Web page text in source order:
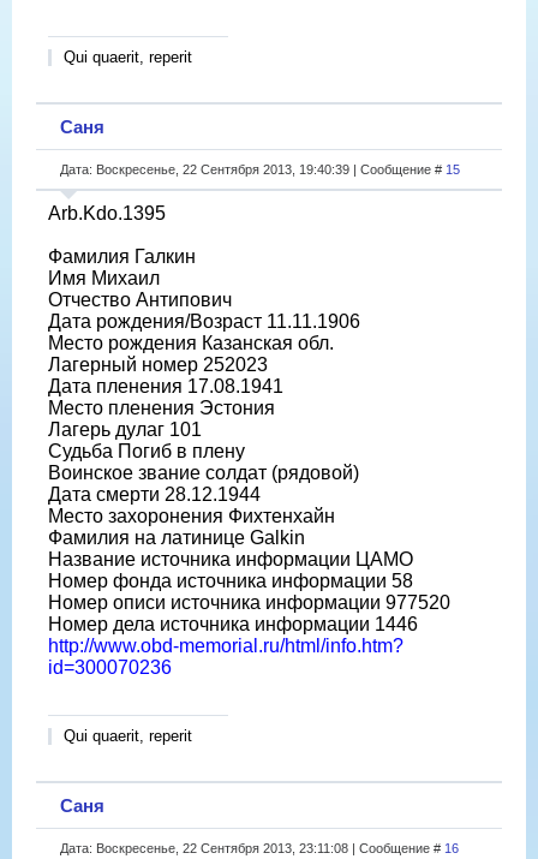
Qui quaerit, reperit
Саня
Дата: Воскресенье, 22 Сентября 2013, 19:40:39 | Сообщение # 15
Arb.Kdo.1395
Фамилия Галкин
Имя Михаил
Отчество Антипович
Дата рождения/Возраст 11.11.1906
Место рождения Казанская обл.
Лагерный номер 252023
Дата пленения 17.08.1941
Место пленения Эстония
Лагерь дулаг 101
Судьба Погиб в плену
Воинское звание солдат (рядовой)
Дата смерти 28.12.1944
Место захоронения Фихтенхайн
Фамилия на латинице Galkin
Название источника информации ЦАМО
Номер фонда источника информации 58
Номер описи источника информации 977520
Номер дела источника информации 1446
http://www.obd-memorial.ru/html/info.htm?
id=300070236
Qui quaerit, reperit
Саня
Дата: Воскресенье, 22 Сентября 2013, 23:11:08 | Сообщение # 16